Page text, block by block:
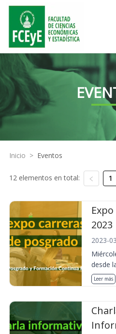
Inicio > Eventos
12 elementos en total: 1
2023
2023-
desde
Leer más